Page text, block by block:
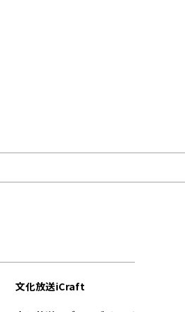
文化放送iCraft